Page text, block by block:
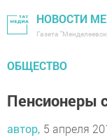
НОВОСТИ
Газета
ОБЩЕСТВО
Пенсионеры
автор, 5 апреля